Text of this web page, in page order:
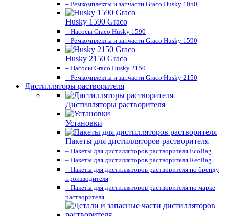
– Ремкомплекты и запчасти Graco Husky 1050
Husky 1590 Graco
– Насосы Graco Husky 1590
– Ремкомплекты и запчасти Graco Husky 1590
Husky 2150 Graco
– Насосы Graco Husky 2150
– Ремкомплекты и запчасти Graco Husky 2150
Дистилляторы растворителя
Дистилляторы растворителя
Установки
Пакеты для дистилляторов растворителя
– Пакеты для дистилляторов растворителя EcoBag
– Пакеты для дистилляторов растворителя RecBag
– Пакеты для дистилляторов растворителя по бренду
производителя
– Пакеты для дистилляторов растворителя по марке
растворителя